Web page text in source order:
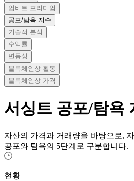
업비트 프리미엄
공포/탐욕 지수
기술적 분석
수익률
변동성
블록체인상 활동
블록체인상 가격
서싱트 공포/탐욕
자산의 가격과 거래량을 바탕으로,
공포와 탐욕의 5단계로 구분합니다.
현황